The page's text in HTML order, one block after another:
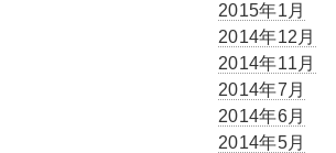
2015年1月
2014年12月
2014年11月
2014年7月
2014年6月
2014年5月